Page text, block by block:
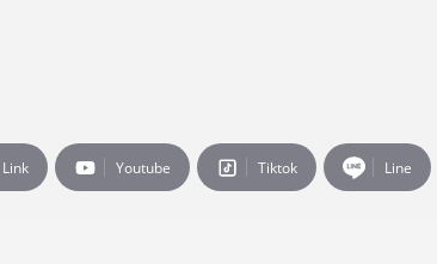
Link Youtube Tiktok Line